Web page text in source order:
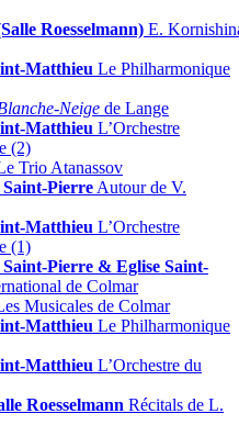
Roesselmann) E.
Matthieu Le Philharmonique
Neige de Lange
Matthieu L’Orchestre
(2)
Trio Atanassov
Pierre Autour de V.
Matthieu L’Orchestre
(1)
Pierre & Eglise Saint-
de Colmar
Musicales de Colmar
Matthieu Le Philharmonique
Matthieu L’Orchestre du
Roesselmann Récitals de L.